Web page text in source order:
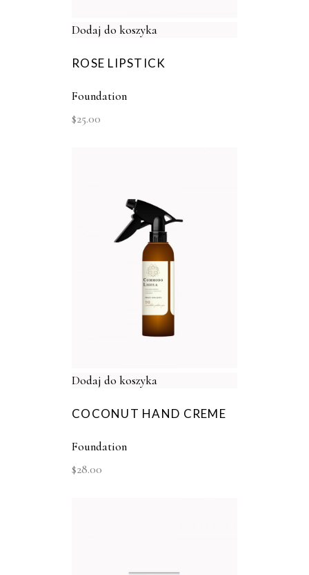
Dodaj do koszyka
ROSE LIPSTICK
Foundation
$25.00
Dodaj do koszyka
COCONUT HAND CREME
Foundation
$28.00